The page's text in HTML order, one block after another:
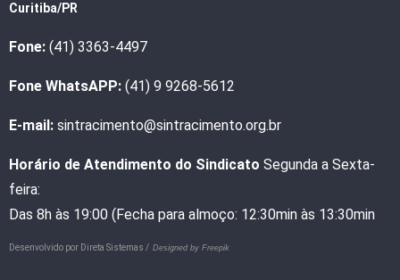
Curitiba/PR
Fone: (41) 3363-4497
Fone WhatsAPP: (41) 9 9268-5612
E-mail: sintracimento@sintracimento.org.br
Horário de Atendimento do Sindicato Segunda a Sexta-
feira:
Das 8h às 19:00 (Fecha para almoço: 12:30min às 13:30min
Desenvolvido por Direta Sistemas / Designed by Freepik